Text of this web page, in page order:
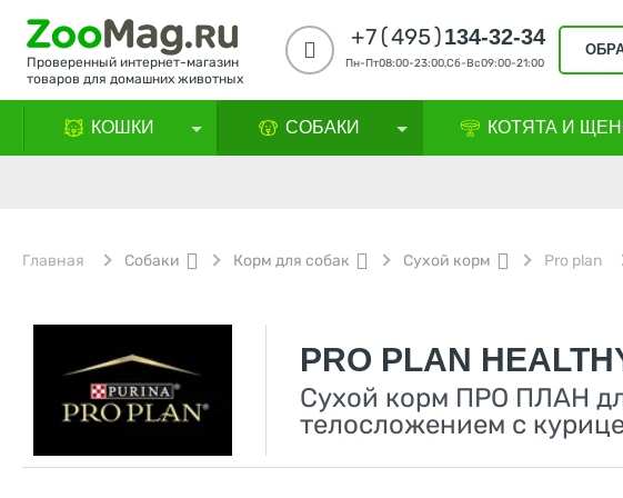
Проверенный интернет-магазин
товаров для домашних животных
+7(495)134-32-34
Пн-Пт08:00-23:00,Сб-Вс09:00-21:00
КОШКИ СОБАКИ КОТЯТА И
Главная Собаки Корм для собак Сухой корм Pro plan
PRO PLAN
Сухой корм ПРО ПЛАН
телосложением с